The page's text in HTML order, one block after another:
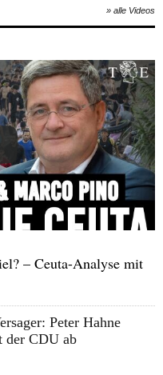
» alle Videos
– Ceuta-Analyse mit
Peter Hahne
der CDU ab